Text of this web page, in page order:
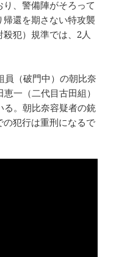
、警備陣がそろって
還を期さない特攻襲
犯）規準では、2人
員（破門中）の朝比奈
一（二代目古田組）
る。朝比奈容疑者の銃
犯行は重刑になるで